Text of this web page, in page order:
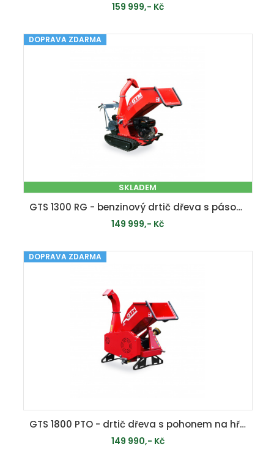
159 999,- Kč
MOMENTÁLNĚ VYPRODÁNO
DOPRAVA ZDARMA
SKLADEM
GTS 1300 RG - benzinový drtič dřeva s pásovým pojezdem
149 999,- Kč
DOPRAVA ZDARMA
GTS 1800 PTO - drtič dřeva s pohonem na hřídel
149 990,- Kč